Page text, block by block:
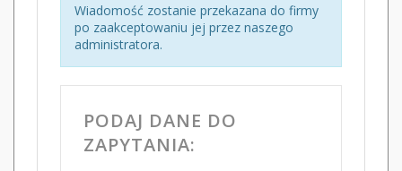
Wiadomość zostanie przekazana do firmy
po zaakceptowaniu jej przez naszego
administratora.
PODAJ DANE DO
ZAPYTANIA: